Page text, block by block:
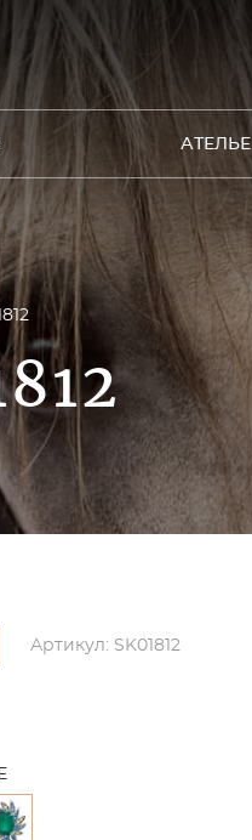
АТЕЛЬЕ
Артикул: SK01812